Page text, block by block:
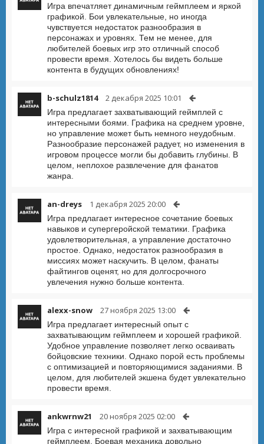
Игра впечатляет динамичным геймплеем и яркой
графикой. Бои увлекательные, но иногда
чувствуется недостаток разнообразия в
персонажах и уровнях. Тем не менее, для
любителей боевых игр это отличный способ
провести время. Хотелось бы видеть больше
контента в будущих обновлениях!
b-schulz1814 2 декабря 2025 10:01
Игра предлагает захватывающий геймплей с
интересными боями. Графика на среднем уровне,
но управление может быть немного неудобным.
Разнообразие персонажей радует, но изменения в
игровом процессе могли бы добавить глубины. В
целом, неплохое развлечение для фанатов
жанра.
an-dreys 1 декабря 2025 20:00
Игра предлагает интересное сочетание боевых
навыков и супергеройской тематики. Графика
удовлетворительная, а управление достаточно
простое. Однако, недостаток разнообразия в
миссиях может наскучить. В целом, фанаты
файтингов оценят, но для долгосрочного
увлечения нужно больше контента.
alexx-snow 27 ноября 2025 13:00
Игра предлагает интересный опыт с
захватывающим геймплеем и хорошей графикой.
Удобное управление позволяет легко осваивать
бойцовские техники. Однако порой есть проблемы
с оптимизацией и повторяющимися заданиями. В
целом, для любителей экшена будет увлекательно
провести время.
ankwrnw21 20 ноября 2025 02:00
Игра с интересной графикой и захватывающим
геймплеем. Боевая механика довольно